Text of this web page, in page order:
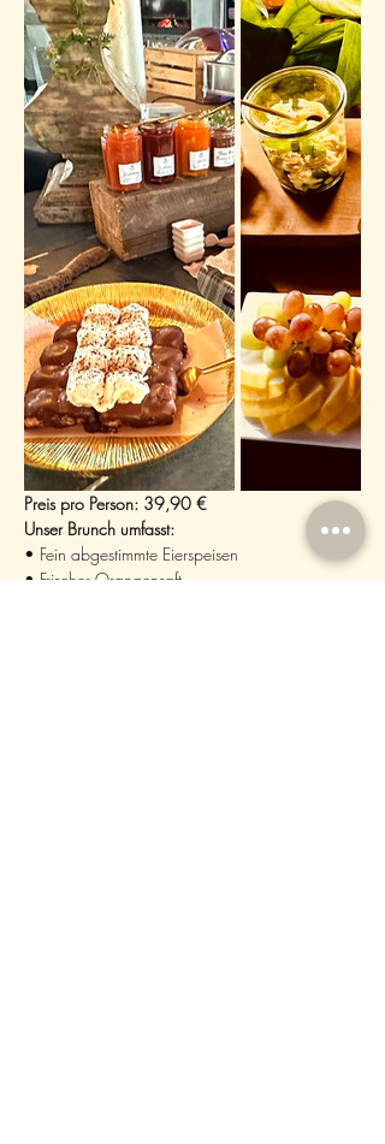
Preis pro Person: 39,90 €
Unser Brunch umfasst:
• Fein abgestimmte Eierspeisen
• Frischer Orangensaft